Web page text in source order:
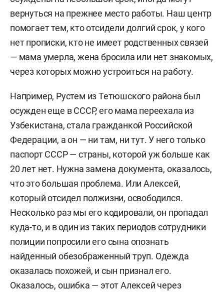
вернуться на прежнее место работы. Наш центр
помогает тем, кто отсидели долгий срок, у кого
нет прописки, кто не имеет родственных связей
— мама умерла, жена бросила или нет знакомых,
через которых можно устроиться на работу.
Например, Рустем из Тетюшского района был
осужден еще в СССР, его мама переехала из
Узбекистана, стала гражданкой Российской
Федерации, а он — ни там, ни тут. У него только
паспорт СССР — страны, которой уж больше как
20 лет нет. Нужна замена документа, оказалось,
что это большая проблема. Или Алексей,
который отсидел полжизни, освободился.
Несколько раз мы его кодировали, он пропадал
куда-то, и в один из таких периодов сотрудники
полиции попросили его сына опознать
найденный обезображенный труп. Одежда
оказалась похожей, и сын признал его.
Оказалось, ошибка — этот Алексей через